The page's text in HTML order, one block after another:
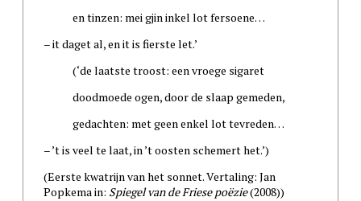
en tinzen: mei gjin inkel lot fersoene…
– it daget al, en it is fierste let.’
(‘de laatste troost: een vroege sigaret
doodmoede ogen, door de slaap gemeden,
gedachten: met geen enkel lot tevreden…
– ’t is veel te laat, in ’t oosten schemert het.’)
(Eerste kwatrijn van het sonnet. Vertaling: Jan
Popkema in: Spiegel van de Friese poëzie(2008))